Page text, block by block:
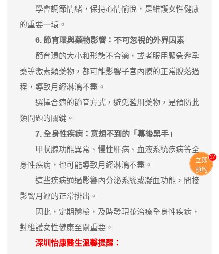
學會調節情緒，保持心情愉悅，是維護女性健康
的重要一環。
6. ‌節育環與藥物影響：不可忽視的外界因素‌
節育環的大小和形態不合適，或者服用緊急避孕
藥等激素類藥物，都可能影響子宮內膜的正常脫落過
程，導致月經淋漓不盡。
選擇合適的節育方式，避免濫用藥物，是預防此
類問題的關鍵。
7. ‌全身性疾病：意想不到的「幕後黑手」‌
甲狀腺功能異常、慢性肝病、血液系統疾病等全
身性疾病，也可能導致月經淋漓不盡。
這些疾病通過影響內分泌系統或凝血功能，間接
影響月經的正常排出。
因此，定期體檢，及時發現並治療全身性疾病，
對維護女性健康至關重要。
深圳怡康醫生溫馨提醒：
立即
預約
12